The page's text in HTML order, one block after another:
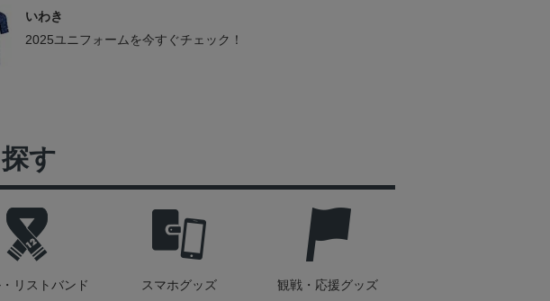
いわき
2025ユニフォームを今すぐチェック！
す
リストバンド スマホグッズ 観戦・応援グッズ